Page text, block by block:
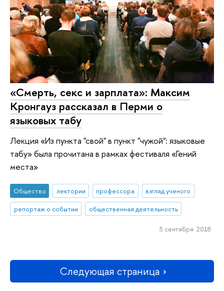
«Смерть, секс и зарплата»: Максим
Кронгауз рассказал в Перми о
языковых табу
Лекция «Из пункта "свой" в пункт "чужой": языковые
табу» была прочитана в рамках фестиваля «Гений
места»
Общество лектории профессора
взгляд ученого
репортаж о событии
общественная деятельность
5 сентября 2018
Следующая страница